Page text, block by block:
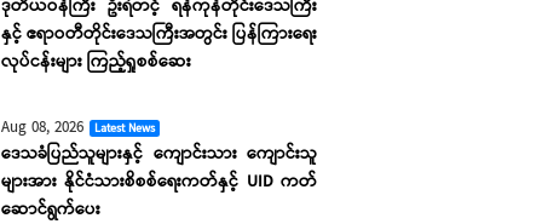
ဒုတိယဝန်ကြီး ဦးရဲတင့် ရန်ကုန်တိုင်းဒေသကြီး
နှင့် ဧရာဝတီတိုင်းဒေသကြီးအတွင်း ပြန်ကြားရေး
လုပ်ငန်းများ ကြည့်ရှုစစ်ဆေး
Aug 08, 2026 Latest News
ဒေသခံပြည်သူများနှင့် ကျောင်းသား ကျောင်းသူ
များအား နိုင်ငံသားစိစစ်ရေးကတ်နှင့် UID ကတ်
ဆောင်ရွက်ပေး